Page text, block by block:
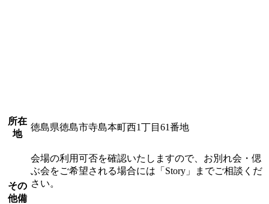
所在
地
徳島県徳島市寺島本町西1丁目61番地
その
他備
会場の利用可否を確認いたしますので、お別れ会・偲
ぶ会をご希望される場合には「Story」までご相談くだ
さい。